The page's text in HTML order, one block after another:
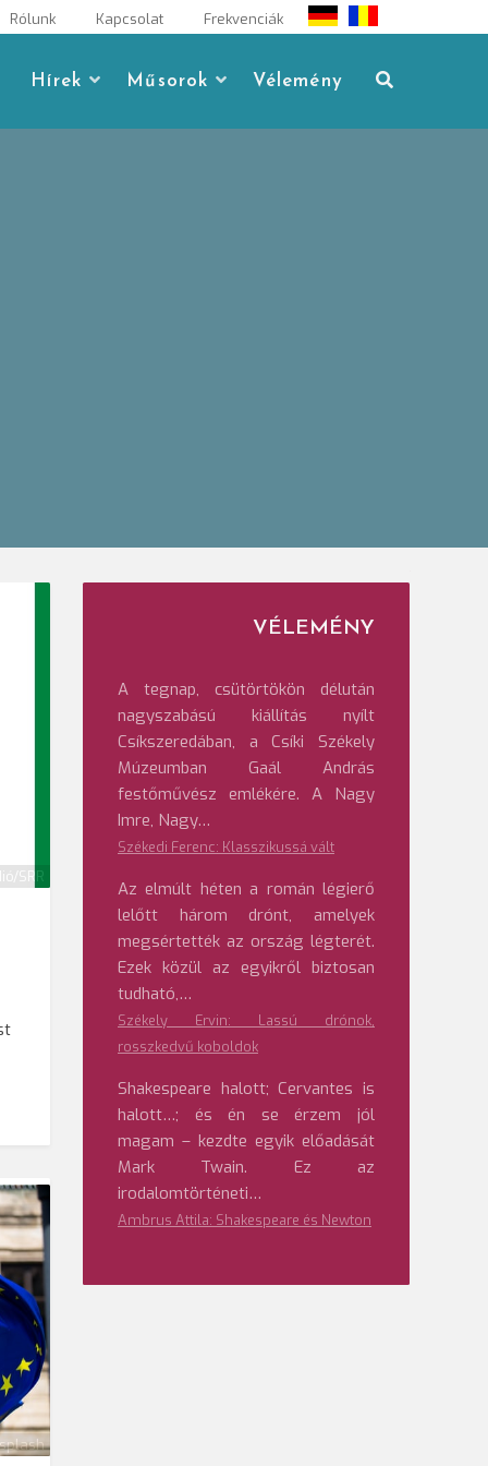
Rólunk Kapcsolat Frekvenciák
Hírek Műsorok Vélemény
SRR
VÉLEMÉNY
A tegnap, csütörtökön délután
nagyszabású kiállítás nyílt
Csíkszeredában, a Csíki Székely
Múzeumban Gaál András
festőművész emlékére. A Nagy
Imre, Nagy…
Székedi Ferenc: Klasszikussá vált
Az elmúlt héten a román légierő
lelőtt három drónt, amelyek
megsértették az ország légterét.
Ezek közül az egyikről biztosan
tudható,…
Székely Ervin: Lassú drónok,
rosszkedvű koboldok
Shakespeare halott; Cervantes is
halott…; és én se érzem jól
magam – kezdte egyik előadását
Mark Twain. Ez az
irodalomtörténeti…
Ambrus Attila: Shakespeare és Newton